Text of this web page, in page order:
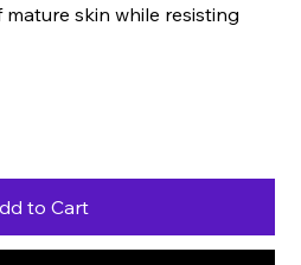
skin while resisting
to Cart